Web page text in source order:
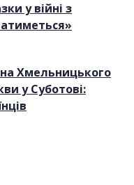
у війні з
Хмельницького
у Суботові: